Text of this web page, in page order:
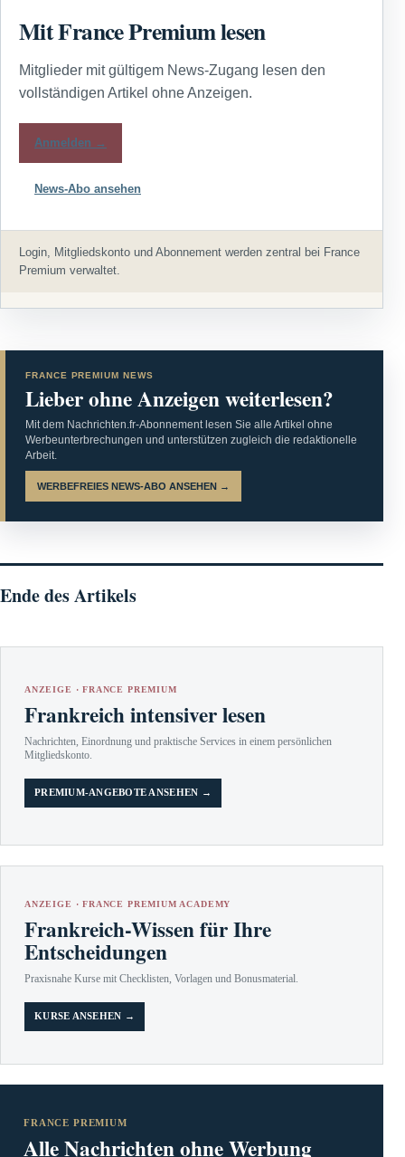
Mit France Premium lesen
Mitglieder mit gültigem News-Zugang lesen den
vollständigen Artikel ohne Anzeigen.
Anmelden →
News-Abo ansehen
Login, Mitgliedskonto und Abonnement werden zentral bei France
Premium verwaltet.
FRANCE PREMIUM NEWS
Lieber ohne Anzeigen weiterlesen?
Mit dem Nachrichten.fr-Abonnement lesen Sie alle Artikel ohne
Werbeunterbrechungen und unterstützen zugleich die redaktionelle
Arbeit.
WERBEFREIES NEWS-ABO ANSEHEN →
Ende des Artikels
ANZEIGE · FRANCE PREMIUM
Frankreich intensiver lesen
Nachrichten, Einordnung und praktische Services in einem persönlichen
Mitgliedskonto.
PREMIUM-ANGEBOTE ANSEHEN →
ANZEIGE · FRANCE PREMIUM ACADEMY
Frankreich-Wissen für Ihre
Entscheidungen
Praxisnahe Kurse mit Checklisten, Vorlagen und Bonusmaterial.
KURSE ANSEHEN →
FRANCE PREMIUM
Alle Nachrichten ohne Werbung